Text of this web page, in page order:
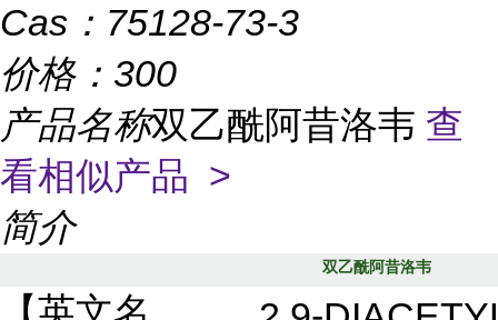
Cas： 75128-73-3
价格： 300
产品名称双乙酰阿昔洛韦 查
看相似产品 >
简介
双乙酰阿昔洛韦
【英文名